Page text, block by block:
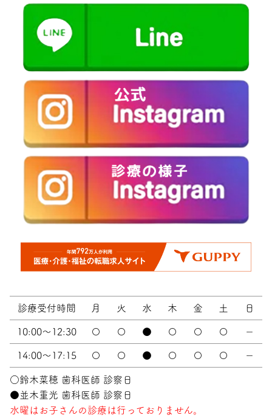
診療受付時間 月 火 水 木 金 土 日
10:00～12:30 〇 〇 ● 〇 〇 〇 －
14:00～17:15 〇 〇 ● 〇 〇 〇 －
○鈴木菜穂 歯科医師 診察日
●並木重光 歯科医師 診察日
水曜はお子さんの診療は行っておりません。